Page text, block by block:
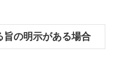
旨の明示がある場合